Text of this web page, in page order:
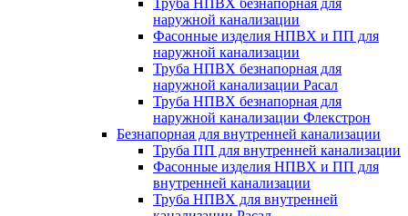
наружной канализации
Фасонные изделия НПВХ и ПП для
наружной канализации
Труба НПВХ безнапорная для
наружной канализации Расал
Труба НПВХ безнапорная для
наружной канализации Флекстрон
Безнапорная для внутренней канализации
Труба ПП для внутренней канализации
Фасонные изделия НПВХ и ПП для
внутренней канализации
Труба НПВХ для внутренней